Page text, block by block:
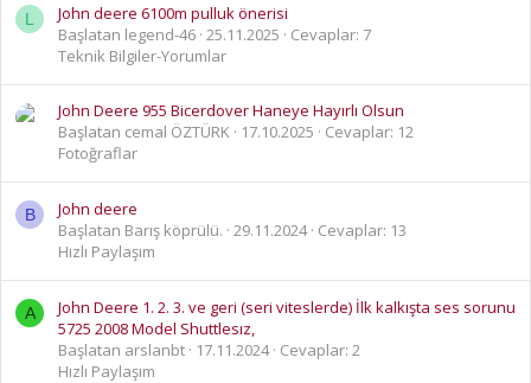
L
John deere 6100m pulluk önerisi
Başlatan legend-46 25.11.2025
Cevaplar: 7
Teknik Bilgiler-Yorumlar
John Deere 955 Bicerdover Haneye Hayırlı Olsun
Başlatan cemal ÖZTÜRK
17.10.2025
Cevaplar: 12
Fotoğraflar
B
John deere
Başlatan Barış köprülü. 29.11.2024 Cevaplar: 13
Hızlı Paylaşım
A
John Deere 1. 2. 3. ve geri (seri viteslerde) İlk kalkışta ses sorunu
5725 2008 Model Shuttlesız,
Başlatan arslanbt
17.11.2024 Cevaplar: 2
Hızlı Paylaşım